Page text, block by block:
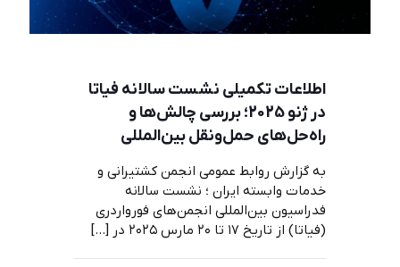
اطلاعات تکمیلی نشست سالانه فیاتا
در ژنو 2025؛ بررسی چالش‌ها و
راه‌حل‌های حمل‌ونقل بین‌المللی
به گزارش روابط عمومی انجمن کشتیرانی و
خدمات وابسته ایران ؛ نشست سالانه
فدراسیون بین‌المللی انجمن‌های فورواردری
(فیاتا) از تاریخ ۱۷ تا ۲۰ مارس ۲۰۲۵ در
[…]